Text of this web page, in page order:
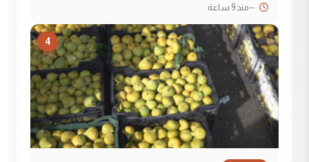
--منذ 9 ساعة
4